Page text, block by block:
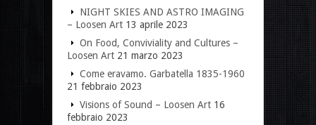
NIGHT SKIES AND ASTRO IMAGING
– Loosen Art 13 aprile 2023
On Food, Conviviality and Cultures –
Loosen Art 21 marzo 2023
Come eravamo. Garbatella 1835-1960
21 febbraio 2023
Visions of Sound – Loosen Art 16
febbraio 2023